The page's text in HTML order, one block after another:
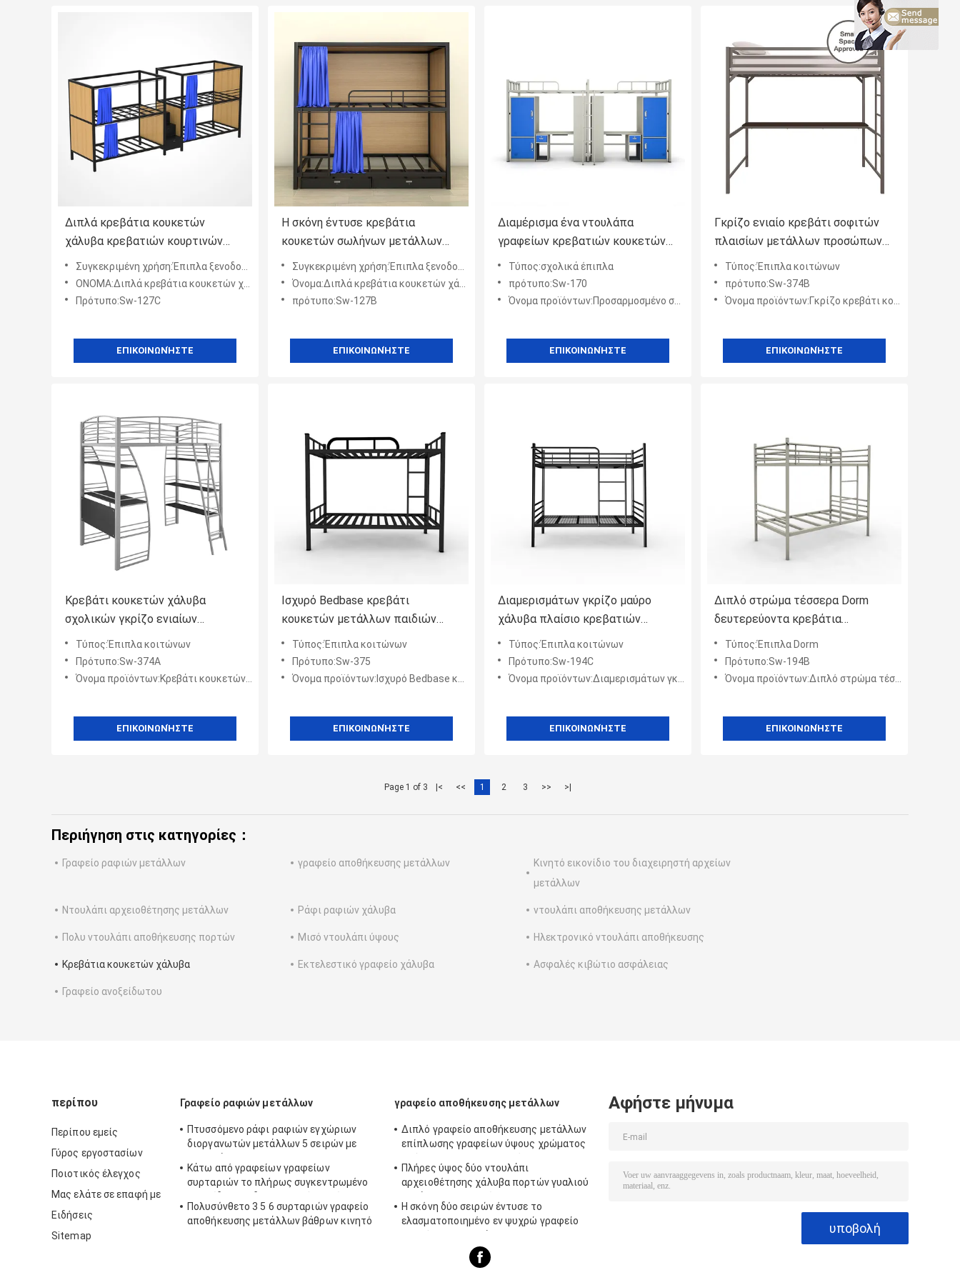
Διπλά κρεβάτια κουκετών
χάλυβα κρεβατιών κουρτινών
καταστρωμάτων ξενοδοχείων με
τη μέσα σκάλα και το ντουλάπι
Συγκεκριμένη χρήση:Έπιπλα ξενοδοχείων
ΟΝΟΜΑ:Διπλά κρεβάτια κουκετών χάλυβα κρεβατιών κουρτινών καταστρωμάτων ξενοδοχείων με τη μέσα σκάλα και το
Πρότυπο:Sw-127C
ΕΠΙΚΟΙΝΩΝΉΣΤΕ
Η σκόνη έντυσε κρεβάτια
κουκετών σωλήνων μετάλλων
ηλεκτροστατικού ψεκασμού τα
αντιολισθητικά
Συγκεκριμένη χρήση:Έπιπλα ξενοδοχείων
Όνομα:Διπλά κρεβάτια κουκετών χάλυβα κρεβατιών καταστρωμάτων ξενοδοχείων με το κατώτατες ντουλάπι και την
πρότυπο:Sw-127B
ΕΠΙΚΟΙΝΩΝΉΣΤΕ
Διαμέρισμα ένα ντουλάπα
γραφείων κρεβατιών κουκετών
χάλυβα κοιμώμεών κάτω από
Τύπος:σχολικά έπιπλα
πρότυπο:Sw-170
Όνομα προϊόντων:Προσαρμοσμένο σχολείο χρώμα ένα κρεβάτια κουκετών χάλυβα κρεβατιών κοιμώμεών με το γραφείο και την ν
ΕΠΙΚΟΙΝΩΝΉΣΤΕ
Γκρίζο ενιαίο κρεβάτι σοφιτών
πλαισίων μετάλλων προσώπων
με το ράφι βιβλίων γραφείων
μελέτης
Τύπος:Έπιπλα κοιτώνων
πρότυπο:Sw-374B
Όνομα προϊόντων:Γκρίζο κρεβάτι κουκετών χάλυβα κρεβατιών προσώπων χρώματος ενιαίο με το γραφείο μελέτης και το ράφι
ΕΠΙΚΟΙΝΩΝΉΣΤΕ
Κρεβάτι κουκετών χάλυβα
σχολικών γκρίζο ενιαίων
κρεβατιών κοιτώνων με το
γραφείο και το ράφι μελέτης
Τύπος:Έπιπλα κοιτώνων
Πρότυπο:Sw-374A
Όνομα προϊόντων:Κρεβάτι κουκετών χάλυβα σχολικών γκρίζο ενιαίων κρεβατιών κοιτώνων με το γραφείο και το ράφι μελέτης
ΕΠΙΚΟΙΝΩΝΉΣΤΕ
Ισχυρό Bedbase κρεβάτι
κουκετών μετάλλων παιδιών
χρώματος κοιτώνων μαύρο
γκρίζο
Τύπος:Έπιπλα κοιτώνων
Πρότυπο:Sw-375
Όνομα προϊόντων:Ισχυρό Bedbase κρεβάτι κουκετών μετάλλων παιδιών χρώματος κοιτώνων μαύρο γκρίζο
ΕΠΙΚΟΙΝΩΝΉΣΤΕ
Διαμερισμάτων γκρίζο μαύρο
χάλυβα πλαίσιο κρεβατιών
κουκετών μετάλλων φρακτών
πλέγματος πλήρες
Τύπος:Έπιπλα κοιτώνων
Πρότυπο:Sw-194C
Όνομα προϊόντων:Διαμερισμάτων γκρίζο μαύρο χάλυβα πλαίσιο κρεβατιών κουκετών μετάλλων φρακτών πλέγματος πλήρες
ΕΠΙΚΟΙΝΩΝΉΣΤΕ
Διπλό στρώμα τέσσερα Dorm
δευτερεύοντα κρεβάτια
κουκετών χάλυβα φρακτών για τα
ενήλικα παιδιά
Τύπος:Έπιπλα Dorm
Πρότυπο:Sw-194B
Όνομα προϊόντων:Διπλό στρώμα τέσσερα Dorm δευτερεύοντα κρεβάτια κουκετών χάλυβα φρακτών για τα ενήλικα παιδιά
ΕΠΙΚΟΙΝΩΝΉΣΤΕ
Page 1 of 3 |< << 1 2 3 >> >|
Περιήγηση στις κατηγορίες：
Γραφείο ραφιών μετάλλων γραφείο αποθήκευσης μετάλλων
Κινητό εικονίδιο του διαχειρηστή αρχείων
μετάλλων
Ντουλάπι αρχειοθέτησης μετάλλων Ράφι ραφιών χάλυβα ντουλάπι αποθήκευσης μετάλλων
Πολυ ντουλάπι αποθήκευσης πορτών Μισό ντουλάπι ύψους Ηλεκτρονικό ντουλάπι αποθήκευσης
Κρεβάτια κουκετών χάλυβα Εκτελεστικό γραφείο χάλυβα Ασφαλές κιβώτιο ασφάλειας
Γραφείο ανοξείδωτου
περίπου
Περίπου εμείς
Γύρος εργοστασίων
Ποιοτικός έλεγχος
Μας ελάτε σε επαφή με
Ειδήσεις
Sitemap
Γραφείο ραφιών μετάλλων
Πτυσσόμενο ράφι ραφιών εγχώριων
διοργανωτών μετάλλων 5 σειρών με
Κάτω από γραφείων γραφείων
συρταριών το πλήρως συγκεντρωμένο
μετάλλων 3-συρταριών κινητό
Πολυσύνθετο 3 5 6 συρταριών γραφείο
αποθήκευσης μετάλλων βάθρων κινητό
γραφείο αποθήκευσης μετάλλων
Διπλό γραφείο αποθήκευσης μετάλλων
επίπλωσης γραφείων ύψους χρώματος
Πλήρες ύψος δύο ντουλάπι
αρχειοθέτησης χάλυβα πορτών γυαλιού
Η σκόνη δύο σειρών έντυσε το
ελασματοποιημένο εν ψυχρώ γραφείο
Αφήστε μήνυμα